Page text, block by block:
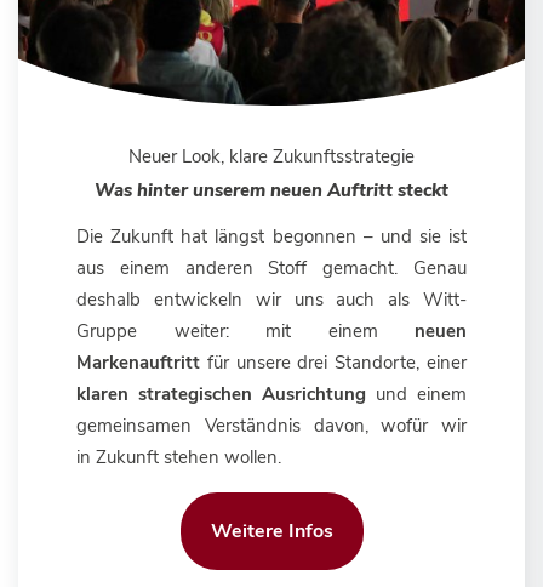
Neuer Look, klare Zukunftsstrategie
Was hinter unserem neuen Auftritt steckt
Die Zukunft hat längst begonnen – und sie ist
aus einem anderen Stoff gemacht. Genau
deshalb entwickeln wir uns auch als Witt-
Gruppe weiter: mit einem neuen
Markenauftritt für unsere drei Standorte, einer
klaren strategischen Ausrichtung und einem
gemeinsamen Verständnis davon, wofür wir
in Zukunft stehen wollen.
Weitere Infos